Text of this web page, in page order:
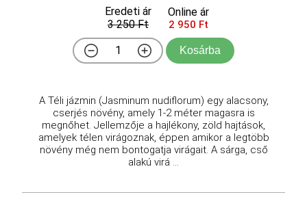
Eredeti ár
3 250 Ft
Online ár
2 950 Ft
Kosárba
A Téli jázmin (Jasminum nudiflorum) egy alacsony,
cserjés növény, amely 1-2 méter magasra is
megnőhet. Jellemzője a hajlékony, zöld hajtások,
amelyek télen virágoznak, éppen amikor a legtöbb
növény még nem bontogatja virágait. A sárga, cső
alakú virá ...